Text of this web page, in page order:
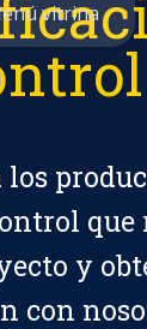
vitrina
los
que
y
con